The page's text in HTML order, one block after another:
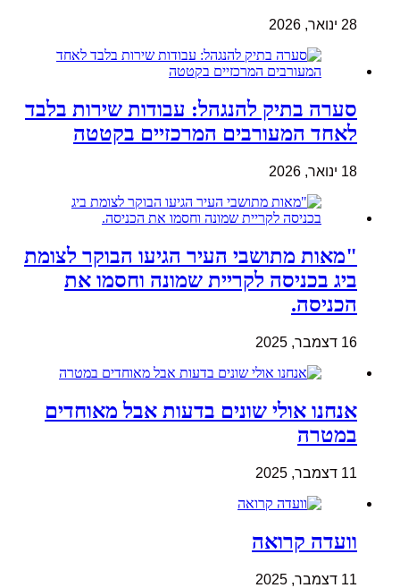
28 ינואר, 2026
סערה בתיק להנגהל: עבודות שירות בלבד
לאחד המעורבים המרכזיים בקטטה
18 ינואר, 2026
"מאות מתושבי העיר הגיעו הבוקר לצומת
ביג בכניסה לקריית שמונה וחסמו את
הכניסה.
16 דצמבר, 2025
אנחנו אולי שונים בדעות אבל מאוחדים
במטרה
11 דצמבר, 2025
וועדה קרואה
11 דצמבר, 2025